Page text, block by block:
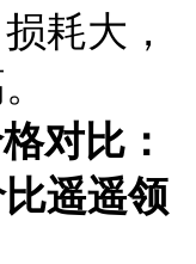
耗大，
对比：
遥遥领